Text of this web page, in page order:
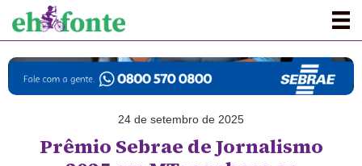
24 de setembro de 2025
Prêmio Sebrae de Jornalismo